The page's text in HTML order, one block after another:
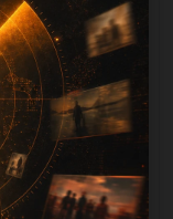
新增的方式持续
清晰的层级路
作为本栏目的初
稳定内链结构，
果后续发现页面